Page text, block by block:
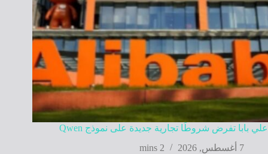
علي بابا تفرض شروطًا تجارية جديدة على نموذج Qwen
7 أغسطس, 2026
2 mins